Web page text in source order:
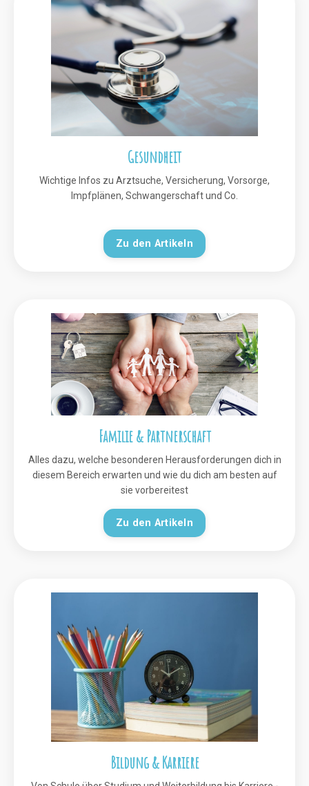
Gesundheit
Wichtige Infos zu Arztsuche, Versicherung, Vorsorge,
Impfplänen, Schwangerschaft und Co.
Zu den Artikeln
Familie & Partnerschaft
Alles dazu, welche besonderen Herausforderungen dich in
diesem Bereich erwarten und wie du dich am besten auf
sie vorbereitest
Zu den Artikeln
Bildung & Karriere